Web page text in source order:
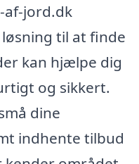
af-jord.dk
til at finde
kan hjælpe dig
og sikkert.
dine
indhente tilbud